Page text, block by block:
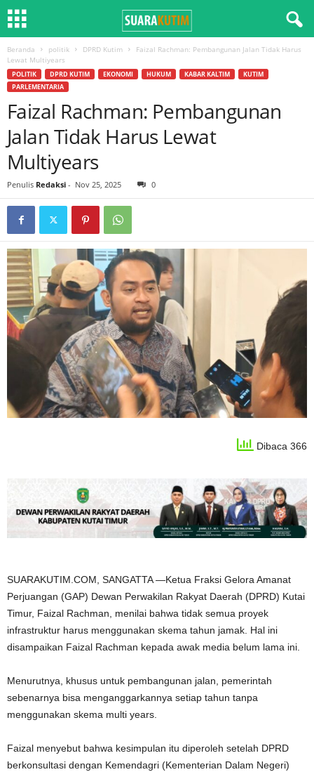
Beranda politik DPRD Kutim
Faizal Rachman: Pembangunan Jalan Tidak Harus
Lewat Multiyears
POLITIK DPRD KUTIM EKONOMI HUKUM KABAR KALTIM
KUTIM
PARLEMENTARIA
Faizal Rachman: Pembangunan
Jalan Tidak Harus Lewat
Multiyears
Penulis Redaksi - Nov 25, 2025 0
Dibaca 366
SUARAKUTIM.COM, SANGATTA —Ketua Fraksi Gelora Amanat
Perjuangan (GAP) Dewan Perwakilan Rakyat Daerah (DPRD) Kutai
Timur, Faizal Rachman, menilai bahwa tidak semua proyek
infrastruktur harus menggunakan skema tahun jamak. Hal ini
disampaikan Faizal Rachman kepada awak media belum lama ini.
Menurutnya, khusus untuk pembangunan jalan, pemerintah
sebenarnya bisa menganggarkannya setiap tahun tanpa
menggunakan skema multi years.
Faizal menyebut bahwa kesimpulan itu diperoleh setelah DPRD
berkonsultasi dengan Kemendagri (Kementerian Dalam Negeri)